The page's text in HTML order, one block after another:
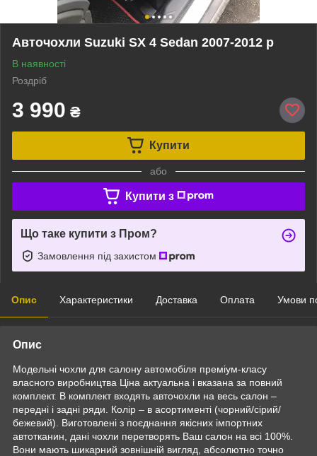
Авточохли Suzuki SX 4 Sedan 2007-2012 р
В наявності
Роздріб
3 990 ₴
Купити
або
Купити з
Що таке купити з Пром?
Замовлення під захистом
Опис Характеристики Доставка Оплата Умови
Опис
Модельні чохли для салону автомобіля преміум-класу
власного виробництва Ціна актуальна і вказана за повний
комплект. В комплект входять авточохли на весь салон –
передні і задні ряди. Колір – в асортименті (чорний/сірий/
бежевий). Виготовлені з поєднання якісних імпортних
автотканин, дані чохли перетворять Ваш салон на всі 100%.
Вони мають шикарний зовнішній вигляд, абсолютно точно